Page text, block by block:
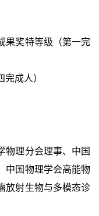
果奖特等级（第一完
成人）
物理分会理事、中国
中国物理学会高能物
放射生物与多模态诊